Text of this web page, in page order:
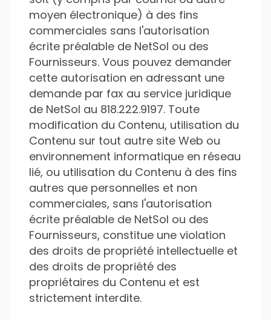
moyen électronique) à des fins
commerciales sans l'autorisation
écrite préalable de NetSol ou des
Fournisseurs. Vous pouvez demander
cette autorisation en adressant une
demande par fax au service juridique
de NetSol au 818.222.9197. Toute
modification du Contenu, utilisation du
Contenu sur tout autre site Web ou
environnement informatique en réseau
lié, ou utilisation du Contenu à des fins
autres que personnelles et non
commerciales, sans l'autorisation
écrite préalable de NetSol ou des
Fournisseurs, constitue une violation
des droits de propriété intellectuelle et
des droits de propriété des
propriétaires du Contenu et est
strictement interdite.